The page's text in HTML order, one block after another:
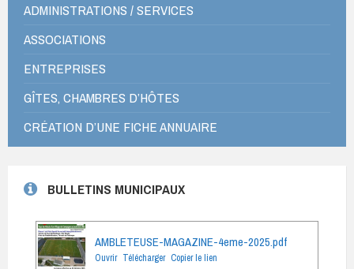
ADMINISTRATIONS / SERVICES
ASSOCIATIONS
ENTREPRISES
GÎTES, CHAMBRES D’HÔTES
CRÉATION D’UNE FICHE ANNUAIRE
BULLETINS MUNICIPAUX
AMBLETEUSE-MAGAZINE-4eme-2025.pdf
Ouvrir Télécharger Copier le lien